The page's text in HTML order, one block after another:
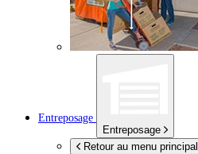
Entreposage
Entreposage
Retour au menu principal